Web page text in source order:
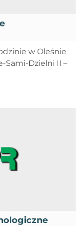
w Oleśnie
Sami-Dzielni II –